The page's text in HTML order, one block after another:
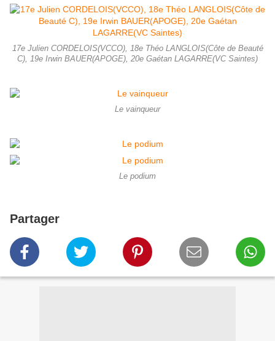
17e Julien CORDELOIS(VCCO), 18e Théo LANGLOIS(Côte de Beauté
C), 19e Irwin BAUER(APOGE), 20e Gaétan LAGARRE(VC Saintes)
Le vainqueur
Le podium
Partager